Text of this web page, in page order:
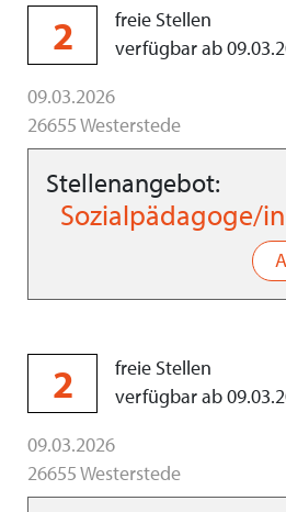
2
freie Stellen
verfügbar ab
09.03.2026
26655 Westerstede
Stellenangebot:
Sozialpädagoge/
2
freie Stellen
verfügbar ab
09.03.2026
26655 Westerstede